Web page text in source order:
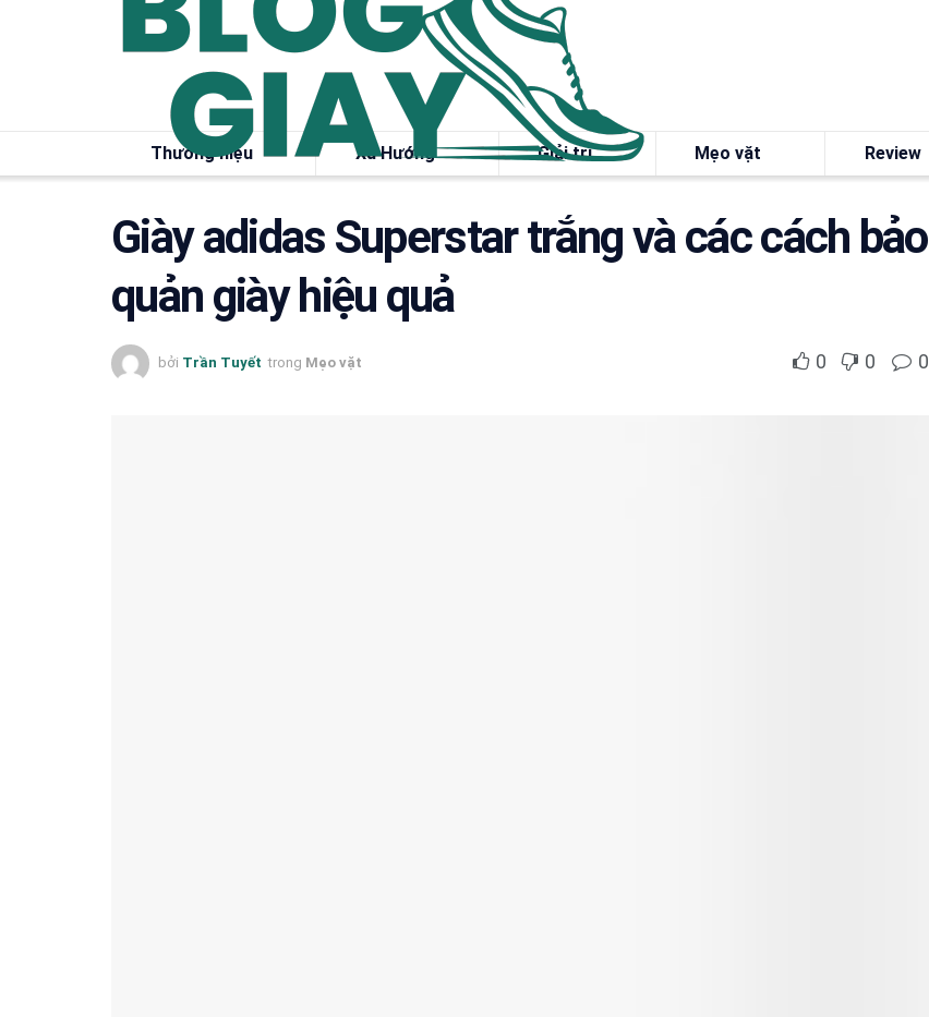
Thương hiệu Xu Hướng Giải trí Mẹo vặt Review
Giày adidas Superstar trắng và các cách bảo
quản giày hiệu quả
bởi Trần Tuyết trong Mẹo vặt 0 0 0